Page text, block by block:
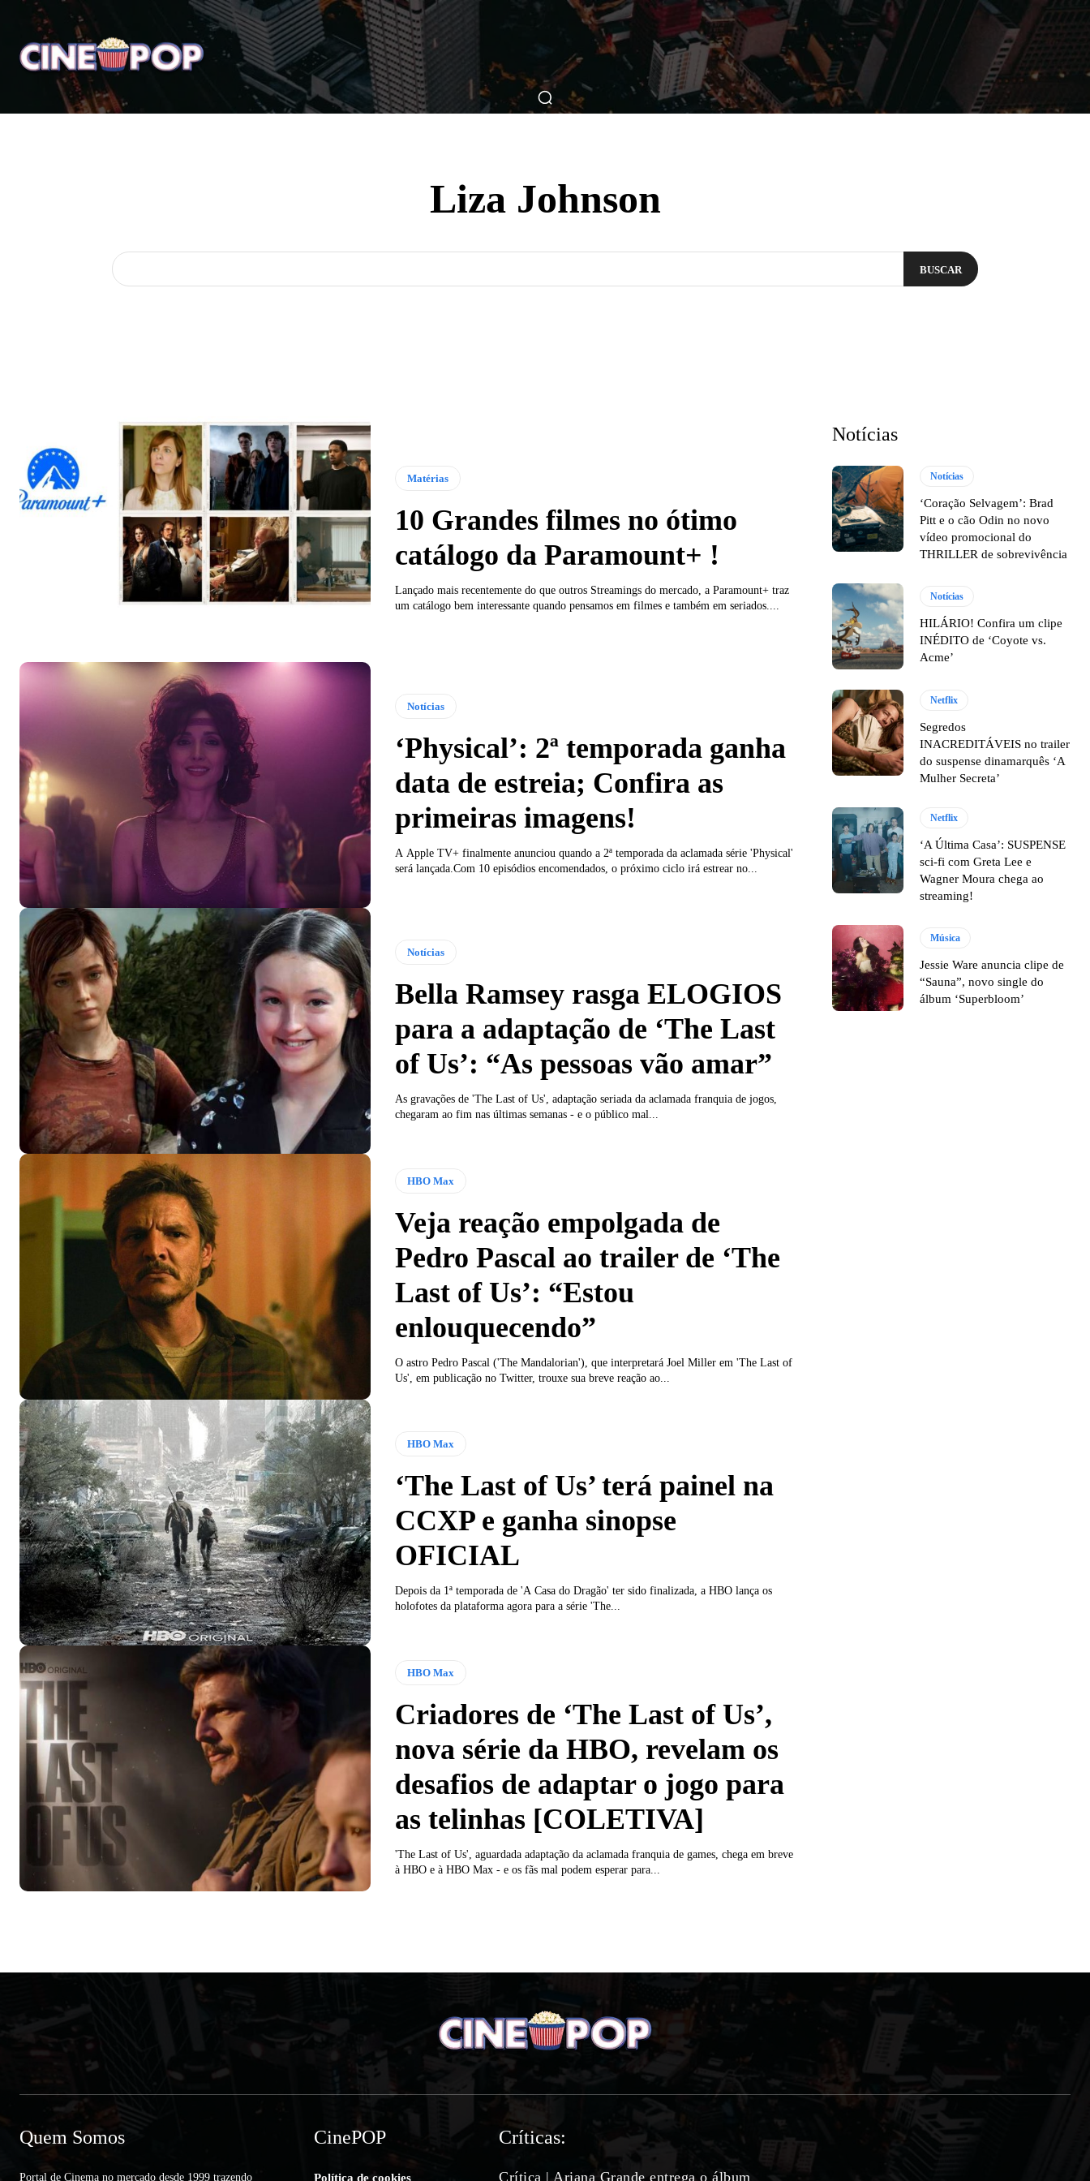
Home Notícias Críticas Breve Nos Cinemas Matérias Nos Cinemas Filmes Séries Música Gênero
Liza Johnson
BUSCAR
Matérias
10 Grandes filmes no ótimo
catálogo da Paramount+ !
Lançado mais recentemente do que outros Streamings do mercado, a Paramount+ traz
um catálogo bem interessante quando pensamos em filmes e também em seriados....
Notícias
‘Physical’: 2ª temporada ganha
data de estreia; Confira as
primeiras imagens!
A Apple TV+ finalmente anunciou quando a 2ª temporada da aclamada série 'Physical'
será lançada.Com 10 episódios encomendados, o próximo ciclo irá estrear no...
Notícias
Bella Ramsey rasga ELOGIOS
para a adaptação de ‘The Last
of Us’: “As pessoas vão amar”
As gravações de 'The Last of Us', adaptação seriada da aclamada franquia de jogos,
chegaram ao fim nas últimas semanas - e o público mal...
HBO Max
Veja reação empolgada de
Pedro Pascal ao trailer de ‘The
Last of Us’: “Estou
enlouquecendo”
O astro Pedro Pascal ('The Mandalorian'), que interpretará Joel Miller em 'The Last of
Us', em publicação no Twitter, trouxe sua breve reação ao...
HBO Max
‘The Last of Us’ terá painel na
CCXP e ganha sinopse
OFICIAL
Depois da 1ª temporada de 'A Casa do Dragão' ter sido finalizada, a HBO lança os
holofotes da plataforma agora para a série 'The...
HBO Max
Criadores de ‘The Last of Us’,
nova série da HBO, revelam os
desafios de adaptar o jogo para
as telinhas [COLETIVA]
'The Last of Us', aguardada adaptação da aclamada franquia de games, chega em breve
à HBO e à HBO Max - e os fãs mal podem esperar para...
Notícias
Notícias
‘Coração Selvagem’: Brad
Pitt e o cão Odin no novo
vídeo promocional do
THRILLER de sobrevivência
Notícias
HILÁRIO! Confira um clipe
INÉDITO de ‘Coyote vs.
Acme’
Netflix
Segredos
INACREDITÁVEIS no trailer
do suspense dinamarquês ‘A
Mulher Secreta’
Netflix
‘A Última Casa’: SUSPENSE
sci-fi com Greta Lee e
Wagner Moura chega ao
streaming!
Música
Jessie Ware anuncia clipe de
“Sauna”, novo single do
álbum ‘Superbloom’
Quem Somos
Portal de Cinema no mercado desde 1999 trazendo
CinePOP
Política de cookies
Críticas:
Crítica | Ariana Grande entrega o álbum